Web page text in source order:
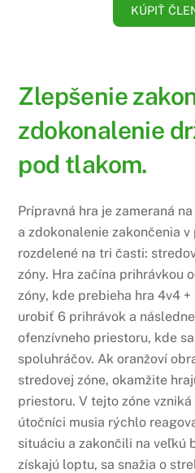
KÚPIŤ
Zlepšenie
zdokonalenie
pod tlakom.
Prípravná hra je zameraná
a zdokonalenie zakončenia
rozdelené na tri časti:
zóny. Hra začína prihrávkou
zóny, kde prebieha hra 4v4
urobiť 6 prihrávok a
ofenzívneho priestoru, kde
spoluhráčov. Ak oranžoví
stredovej zóne, okamžite
priestoru. V tejto zóne
útočníci musia rýchlo
situáciu a zakončili na veľkú
získajú loptu, sa snažia o